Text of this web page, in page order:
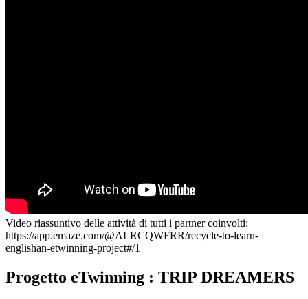
Video riassuntivo delle attività di tutti i partner coinvolti:
https://app.emaze.com/@ALRCQWFRR/recycle-to-learn-
englishan-etwinning-project#/1
Progetto eTwinning : TRIP DREAMERS